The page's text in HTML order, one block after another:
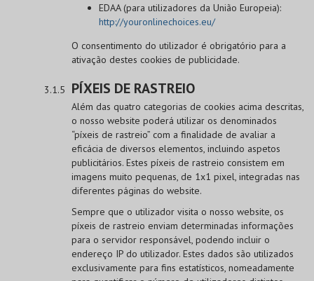
EDAA (para utilizadores da União Europeia):
http://youronlinechoices.eu/
O consentimento do utilizador é obrigatório para a
ativação destes cookies de publicidade.
PÍXEIS DE RASTREIO
Além das quatro categorias de cookies acima descritas,
o nosso website poderá utilizar os denominados
“píxeis de rastreio” com a finalidade de avaliar a
eficácia de diversos elementos, incluindo aspetos
publicitários. Estes píxeis de rastreio consistem em
imagens muito pequenas, de 1x1 pixel, integradas nas
diferentes páginas do website.
Sempre que o utilizador visita o nosso website, os
píxeis de rastreio enviam determinadas informações
para o servidor responsável, podendo incluir o
endereço IP do utilizador. Estes dados são utilizados
exclusivamente para fins estatísticos, nomeadamente